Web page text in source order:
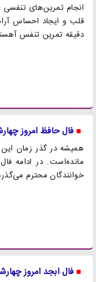
انجام تمرین‌های
قلب و ایجاد احساس
دقیقه تمرین تنفس
فال حافظ امروز چهارشنبه 13
همیشه در گذر زمان
خوانندگان محترم
فال ابجد امروز چهارشنبه 13 اسفند